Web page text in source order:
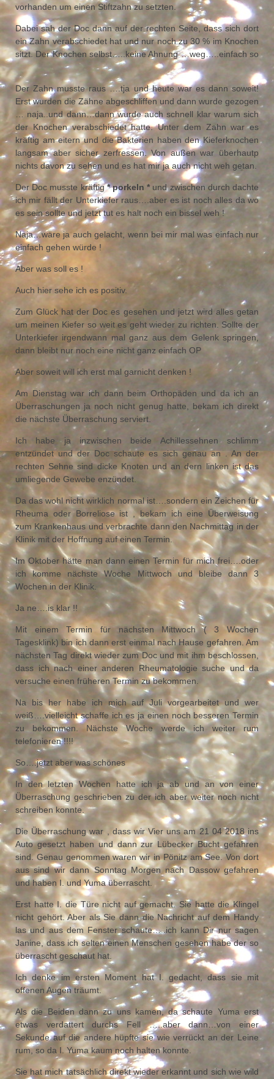
vorhanden um einen Stiftzahn zu setzten.
Dabei sah der Doc dann auf der rechten Seite, dass sich dort
ein Zahn verabschiedet hat und nur noch zu 30 % im Knochen
sitzt. Der Knochen selbst…..keine Ahnung …weg…..einfach so
Der Zahn musste raus ….tja und heute war es dann soweit!
Erst wurden dieZähne abgeschliffen und dann wurde gezogen
… naja..und dann…dann wurde auch schnell klar warum sich
der Knochen verabschiedet hatte. Unter dem Zahn war es
kräftig am eitern und die Bakterien haben den Kieferknochen
langsam aber sicher zerfressen. Von außen war überhautp
nichts davon zu sehen und es hat mir ja auch nicht weh getan.
Der Doc musste kräftig* porkeln * und zwischen durch dachte
ich mir fällt der Unterkiefer raus….aber es ist noch alles da wo
es sein sollte und jetzt tut es halt noch ein bissel weh !
Naja…wäre ja auch gelacht, wenn bei mir mal was einfach nur
einfach gehen würde !
Aber was soll es !
Auch hier sehe ich es positiv.
Zum Glück hat der Doc es gesehen und jetzt wird alles getan
um meinen Kiefer so weit es geht wieder zu richten. Sollte der
Unterkiefer irgendwann mal ganz aus dem Gelenk springen,
dann bleibt nur noch eine nicht ganz einfach OP
Aber soweit will ich erst mal garnicht denken !
Am Dienstag war ich dann beim Orthopäden und da ich an
Überraschungen ja noch nicht genug hatte, bekam ich direkt
die nächste Überraschung serviert.
Ich habe ja inzwischen beide Achillessehnen schlimm
entzündet und der Doc schaute es sich genau an . An der
rechten Sehne sind dicke Knoten und an dern linken ist das
umliegende Gewebe enzündet.
Da das wohl nicht wirklich normal ist….sondern ein Zeichen für
Rheuma oder Borreliose ist , bekam ich eine Überweisung
zum Krankenhaus und verbrachte dann den Nachmittag in der
Klinik mit der Hoffnung auf einen Termin.
Im Oktober hätte man dann einen Termin für mich frei….oder
ich komme nächste Woche Mittwoch und bleibe dann 3
Wochen in der Klinik.
Ja ne….is klar !!
Mit einem Termin für nächsten Mittwoch ( 3 Wochen
Tagesklink) bin ich dann erst einmal nach Hause gefahren. Am
nächsten Tag direkt wieder zum Doc und mit ihm beschlossen,
dass ich nach einer anderen Rheumatologie suche und da
versuche einen früheren Termin zu bekommen.
Na bis her habe ich mich auf Juli vorgearbeitet und wer
weiß….vielleicht schaffe ich es ja einen noch besseren Termin
zu bekommen. Nächste Woche werde ich weiter rum
telefonieren !!!!
So….jetzt aber was schönes
In den letzten Wochen hatte ich ja ab und an von einer
Überraschung geschrieben zu der ich aber weiter noch nicht
schreiben konnte.
Die Überraschung war , dass wir Vier uns am 21 04 2018 ins
Auto gesetzt haben und dann zur Lübecker Bucht gefahren
sind. Genau genommen waren wir in Pönitz am See. Von dort
aus sind wir dann Sonntag Morgen nach Dassow gefahren
und haben I. und Yuma überrascht.
Erst hatte I. die Türe nicht auf gemacht. Sie hatte die Klingel
nicht gehört. Aber als Sie dann die Nachricht auf dem Handy
las und aus dem Fenster schaute…..ich kann Dir nur sagen
Janine, dass ich selten einen Menschen gesehen habe der so
überrascht geschaut hat.
Ich denke im ersten Moment hat I. gedacht, dass sie mit
offenen Augen träumt.
Als die Beiden dann zu uns kamen, da schaute Yuma erst
etwas verdattert durchs Fell …..aber dann…von einer
Sekunde auf die andere hüpfte sie wie verrückt an der Leine
rum, so da I. Yuma kaum noch halten konnte.
Sie hat mich tatsächlich direkt wieder erkannt und sich wie wild